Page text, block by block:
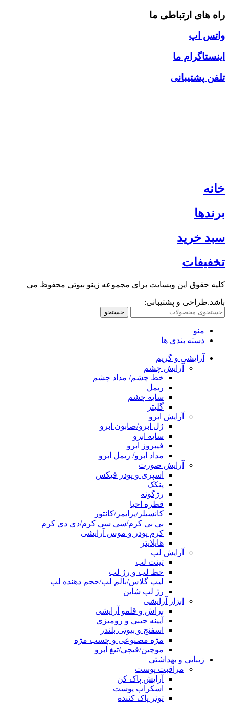
راه های ارتباطی ما
واتس اپ
اینستاگرام ما
تلفن پشتیبانی
خانه
برندها
سبد خرید
تخفیفات
کلیه حقوق این وبسایت برای مجموعه زینو بیوتی محفوظ می
باشد.طراحی و پشتیبانی:
جستجو
منو
دسته بندی ها
آرایشی و گریم
آرایش چشم
خط چشم/ مداد چشم
ریمل
سایه چشم
گلیتر
آرایش ابرو
ژل ابرو/صابون ابرو
سایه ابرو
فیبروز ابرو
مداد ابرو/ ریمل ابرو
آرایش صورت
اسپری و پودر فیکس
پنکک
رژگونه
قطره احیا
کانسیلر/پرایمر/کانتور
بی بی کرم/سی سی کرم/دی دی کرم
کرم پودر و موس آرایشی
هایلایتر
آرایش لب
تینت لب
خط لب و رژ لب
لیپ گلاس/بالم لب/حجم دهنده لب
رژ لب شاین
ابزار آرایشی
براش و قلمو آرایشی
آیینه جیبی و رومیزی
اسفنج و بیوتی بلندر
مژه مصنوعی و چسب مژه
موچین/قیچی/تیغ ابرو
زیبایی و بهداشتی
مراقبت پوست
آرایش پاک کن
اسکراب پوست
تونر پاک کننده